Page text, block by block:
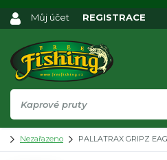
Můj účet REGISTRACE
Nezařazeno PALLATRAX GRIPZ